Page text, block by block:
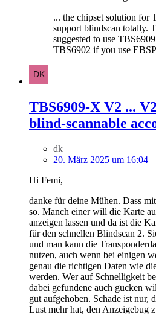
... the chipset solution for
support blindscan totally.
suggested to use
TBS6902 if you use
TBS6909-X V2 ...
blind-scannable
dk
20. März 2025 um 16:04
Hi Femi,
danke für deine Mühen. Dass
so. Manch einer will die Karte
anzeigen lassen und da ist die
für den schnellen Blindscan 2.
und man kann die
nutzen, auch wenn bei einigen
genau die richtigen Daten wie
werden. Wer auf Schnelligkeit
dabei gefundene auch gucken
gut aufgehoben. Schade ist nur,
Lust mehr hat, den Anzeigebug